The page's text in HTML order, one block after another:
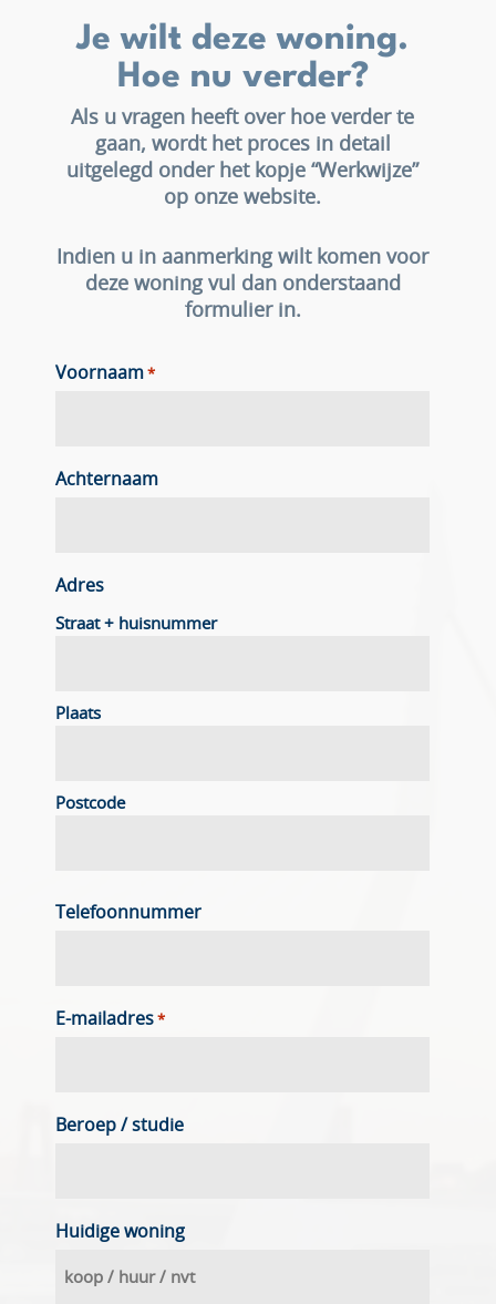
Je wilt deze woning.
Hoe nu verder?
Als u vragen heeft over hoe verder te
gaan, wordt het proces in detail
uitgelegd onder het kopje “Werkwijze”
op onze website.
Indien u in aanmerking wilt komen voor
deze woning vul dan onderstaand
formulier in.
Voornaam *
Achternaam
Adres
Straat + huisnummer
Plaats
Postcode
Telefoonnummer
E-mailadres *
Beroep / studie
Huidige woning